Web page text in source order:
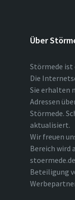
Über
Störmede ist
Die
Sie erhalten
Adressen
Störmede.
aktualisiert.
Wir freuen
Bereich wird
Beteiligung